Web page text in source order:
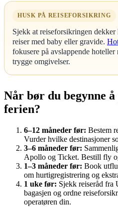
HUSK PÅ REISEFORSIKRING
Sjekk at reiseforsikringen
reiser med baby eller gravide.
fokusere på avslappende
trygge omgivelser.
Når bør du begynne
ferien?
6–12 måneder før: Bestem
Vurder hvilke destinasjoner
3–6 måneder før:
Apollo og Ticket. Bestill fly
1–3 måneder før: Book
om hurtigregistrering og
1 uke før: Sjekk reiseråd fra
bagasjen og ordne
operatøren din.